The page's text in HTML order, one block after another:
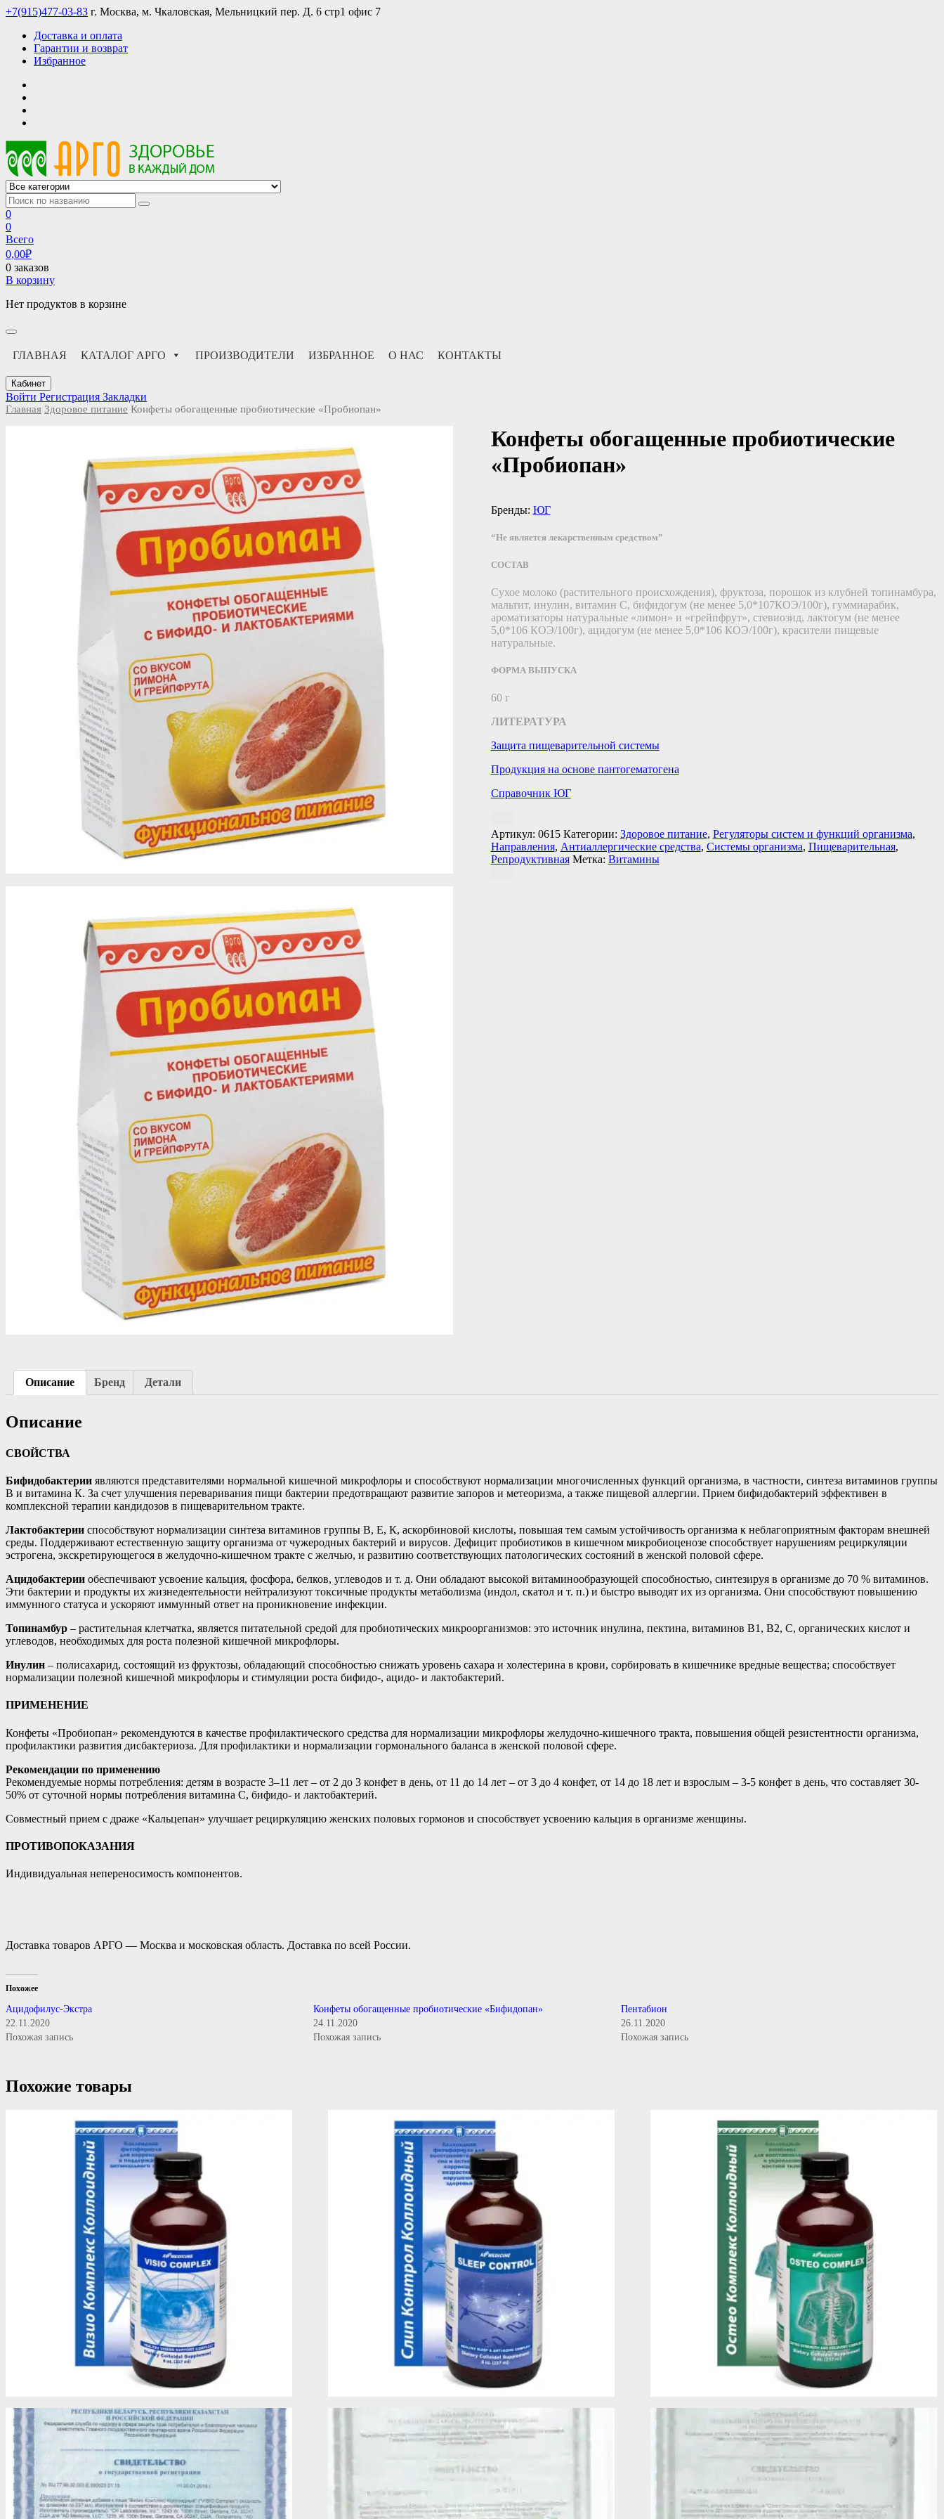
Skip
content
+7(915)477-03-83 г. Москва, м. Чкаловская, Мельницкий пер. Д. 6 стр1 офис 7
Доставка и оплата
Гарантии и возврат
Избранное
АРГО интернет магазин, доставка в Москве и по всей России
АРГО каталог каталог продукции, официальные цены
0
0
Всего
0,00₽
0 заказов
В корзину
Нет продуктов в корзине
ГЛАВНАЯ КАТАЛОГ АРГО ПРОИЗВОДИТЕЛИ ИЗБРАННОЕ О НАС КОНТАКТЫ
Кабинет
Войти Регистрация Закладки
Главная Здоровое питание Конфеты обогащенные пробиотические «Пробиопан»
Конфеты обогащенные пробиотические
«Пробиопан»
Бренды: ЮГ
“Не является лекарственным средством”
СОСТАВ
Сухое молоко (растительного происхождения), фруктоза, порошок из клубней топинамбура,
мальтит, инулин, витамин С, бифидогум (не менее 5,0*107КОЭ/100г), гуммиарабик,
ароматизаторы натуральные «лимон» и «грейпфрут», стевиозид, лактогум (не менее
5,0*106 КОЭ/100г), ацидогум (не менее 5,0*106 КОЭ/100г), красители пищевые
натуральные.
ФОРМА ВЫПУСКА
60 г
ЛИТЕРАТУРА
Защита пищеварительной системы
Продукция на основе пантогематогена
Справочник ЮГ
Артикул: 0615 Категории: Здоровое питание, Регуляторы систем и функций организма,
Направления, Антиаллергические средства, Системы организма, Пищеварительная,
Репродуктивная Метка: Витамины
Описание Бренд Детали
Описание
СВОЙСТВА
Бифидобактерии являются представителями нормальной кишечной микрофлоры и способствуют нормализации многочисленных функций организма, в частности, синтеза витаминов группы
В и витамина К. За счет улучшения переваривания пищи бактерии предотвращают развитие запоров и метеоризма, а также пищевой аллергии. Прием бифидобактерий эффективен в
комплексной терапии кандидозов в пищеварительном тракте.
Лактобактерии способствуют нормализации синтеза витаминов группы В, Е, К, аскорбиновой кислоты, повышая тем самым устойчивость организма к неблагоприятным факторам внешней
среды. Поддерживают естественную защиту организма от чужеродных бактерий и вирусов. Дефицит пробиотиков в кишечном микробиоценозе способствует нарушениям рециркуляции
эстрогена, экскретирующегося в желудочно-кишечном тракте с желчью, и развитию соответствующих патологических состояний в женской половой сфере.
Ацидобактерии обеспечивают усвоение кальция, фосфора, белков, углеводов и т. д. Они обладают высокой витаминообразующей способностью, синтезируя в организме до 70 % витаминов.
Эти бактерии и продукты их жизнедеятельности нейтрализуют токсичные продукты метаболизма (индол, скатол и т. п.) и быстро выводят их из организма. Они способствуют повышению
иммунного статуса и ускоряют иммунный ответ на проникновение инфекции.
Топинамбур – растительная клетчатка, является питательной средой для пробиотических микроорганизмов: это источник инулина, пектина, витаминов В1, В2, С, органических кислот и
углеводов, необходимых для роста полезной кишечной микрофлоры.
Инулин – полисахарид, состоящий из фруктозы, обладающий способностью снижать уровень сахара и холестерина в крови, сорбировать в кишечнике вредные вещества; способствует
нормализации полезной кишечной микрофлоры и стимуляции роста бифидо-, ацидо- и лактобактерий.
ПРИМЕНЕНИЕ
Конфеты «Пробиопан» рекомендуются в качестве профилактического средства для нормализации микрофлоры желудочно-кишечного тракта, повышения общей резистентности организма,
профилактики развития дисбактериоза. Для профилактики и нормализации гормонального баланса в женской половой сфере.
Рекомендации по применению
Рекомендуемые нормы потребления: детям в возрасте 3–11 лет – от 2 до 3 конфет в день, от 11 до 14 лет – от 3 до 4 конфет, от 14 до 18 лет и взрослым – 3-5 конфет в день, что составляет 30-
50% от суточной нормы потребления витамина С, бифидо- и лактобактерий.
Совместный прием с драже «Кальцепан» улучшает рециркуляцию женских половых гормонов и способствует усвоению кальция в организме женщины.
ПРОТИВОПОКАЗАНИЯ
Индивидуальная непереносимость компонентов.
Доставка товаров АРГО — Москва и московская область. Доставка по всей России.
Похожее
Ацидофилус-Экстра
22.11.2020
Похожая запись
Конфеты обогащенные пробиотические «Бифидопан»
24.11.2020
Похожая запись
Пентабион
26.11.2020
Похожая запись
Похожие товары